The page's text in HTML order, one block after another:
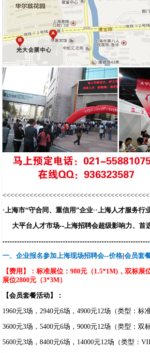
·上海市“守合同、重信用”企业··上海人才服务行
大平台人才市场--上海招聘会超级影响力、首
一、企业报名参加上海现场招聘会--价格|会员套
【费用】：标准展位：980元（1.5*1M)，双标展
展位2800元（3*3M）
【会员套餐活动】：
1960元3场，2940元6场，4900元12场（类型：标
3600元3场，5400元6场，9000元12场（类型：双
5600元3场，8400元6场，14000元12场（类型：